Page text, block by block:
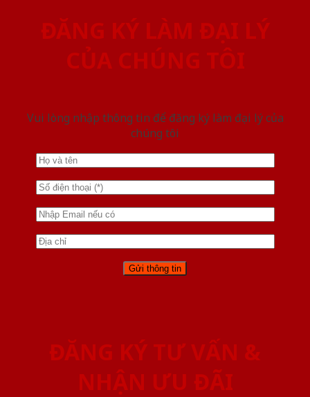
ĐĂNG KÝ LÀM ĐẠI LÝ
CỦA CHÚNG TÔI
Vui lòng nhập thông tin để đăng ký làm đại lý của
chúng tôi
ĐĂNG KÝ TƯ VẤN &
NHẬN ƯU ĐÃI